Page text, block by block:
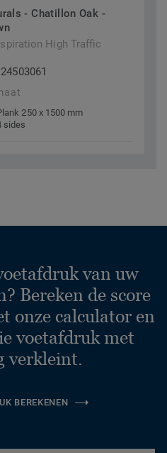
- Chatillon Oak -
High Traffic
250 x 1500 mm
sides
van uw
Bereken de score
onze calculator en
voetafdruk met
verkleint.
BEREKENEN